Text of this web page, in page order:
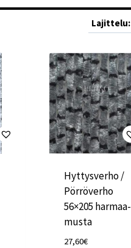
Hyttysverho /
Pörröverho
56×205 harmaa-
musta
27,60€